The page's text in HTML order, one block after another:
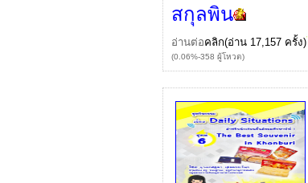
สกุลพิน
อ่านต่อคลิก(อ่าน 17,157 ครั้ง)
(0.06%-358 ผู้โหวต)